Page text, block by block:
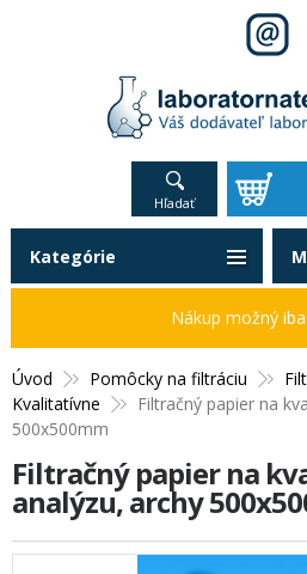
Hľadať
Úvod Pomôcky na filtráciu
Kvalitatívne
Filtračný papier na
500x500mm
Filtračný papier na
analýzu, archy
Kategórie
Nákup možný